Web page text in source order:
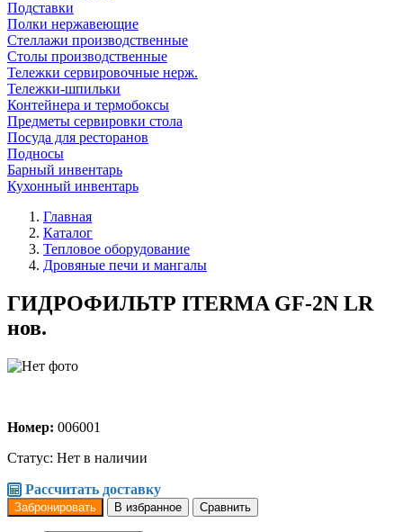
Подставки
Полки нержавеющие
Стеллажи производственные
Столы производственные
Тележки сервировочные нерж.
Тележки-шпильки
Контейнера и термобоксы
Предметы сервировки стола
Посуда для ресторанов
Подносы
Барный инвентарь
Кухонный инвентарь
Главная
Каталог
Тепловое оборудование
Дровяные печи и мангалы
ГИДРОФИЛЬТР ITERMA GF-2N LR
нов.
Номер: 006001
Статус: Нет в наличии
Рассчитать доставку
Забронировать В избранное Сравнить